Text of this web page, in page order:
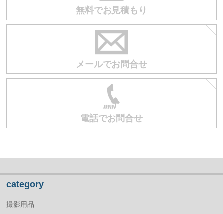
無料でお見積もり
メールでお問合せ
電話でお問合せ
category
撮影用品